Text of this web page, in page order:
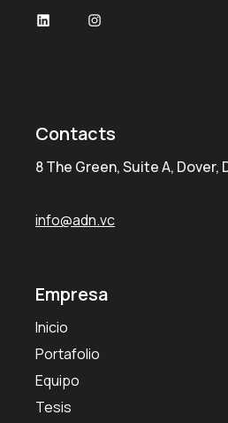
Contacts
8 The Green, Suite A, Dover,
info@adn.vc
Empresa
Inicio
Portafolio
Equipo
Tesis